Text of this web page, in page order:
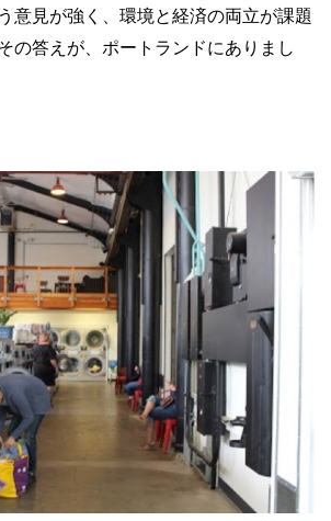
意見が強く、環境と経済の両立が課題
の答えが、ポートランドにありまし